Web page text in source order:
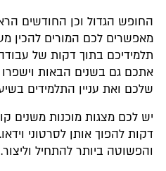
החופש הגדול וכן החודשים
מאפשרים לכם המורים להכין
תלמידיכם בתוך דקות של
אתכם גם בשנים הבאות
שלכם ואת עניין התלמידים
דקות להפוך אותן לסרטוני
והפשוטה ביותר להתחיל וליצור.